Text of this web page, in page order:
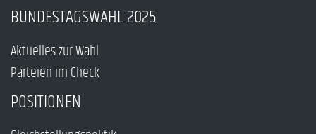
BUNDESTAGSWAHL 2025
Aktuelles zur Wahl
Parteien im Check
POSITIONEN